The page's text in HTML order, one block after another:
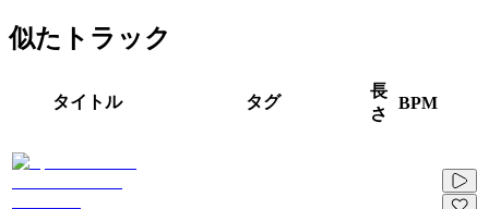
似たトラック
タイトル タグ
長
さ
BPM